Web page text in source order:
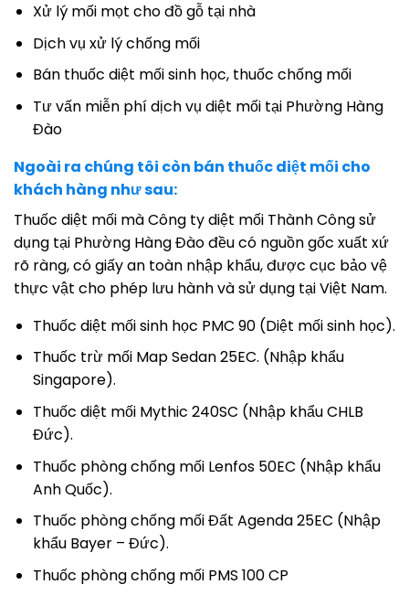
Xử lý mối mọt cho đồ gỗ tại nhà
Dịch vụ xử lý chống mối
Bán thuốc diệt mối sinh học, thuốc chống mối
Tư vấn miễn phí dịch vụ diệt mối tại Phường Hàng
Đào
Ngoài ra chúng tôi còn bán thuốc diệt mối cho
khách hàng như sau:
Thuốc diệt mối mà Công ty diệt mối Thành Công sử
dụng tại Phường Hàng Đào đều có nguồn gốc xuất xứ
rõ ràng, có giấy an toàn nhập khẩu, được cục bảo vệ
thực vật cho phép lưu hành và sử dụng tại Việt Nam.
Thuốc diệt mối sinh học PMC 90 (Diệt mối sinh học).
Thuốc trừ mối Map Sedan 25EC. (Nhập khẩu
Singapore).
Thuốc diệt mối Mythic 240SC (Nhập khẩu CHLB
Đức).
Thuốc phòng chống mối Lenfos 50EC (Nhập khẩu
Anh Quốc).
Thuốc phòng chống mối Đất Agenda 25EC (Nhập
khẩu Bayer – Đức).
Thuốc phòng chống mối PMS 100 CP